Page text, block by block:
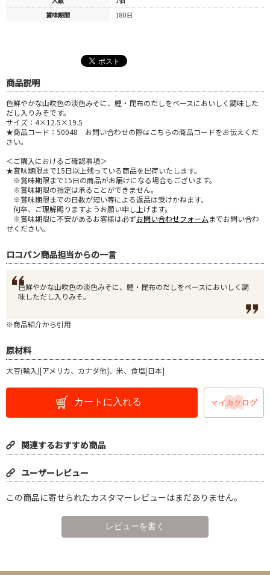
賞味期間
180日
商品説明
色鮮やかな山吹色の淡色みそに、鰹・昆布のだしをベースにおいしく調味した
だし入りみそです。
サイズ：4×12.5×19.5
★商品コード：50048 お問い合わせの際はこちらの商品コードをお伝えくだ
さい。
＜ご購入におけるご確認事項＞
★賞味期限まで15日以上残っている商品を出荷いたします。
※賞味期限まで15日の商品がお届けになる場合もございます。
※賞味期限の指定は承ることができません。
※賞味期限までの日数が短い等による返品は受けかねます。
何卒、ご理解賜りますようお願い申し上げます。
※賞味期限に不安があるお客様は必ずお問い合わせフォームまでお問い合わ
せください。
ロコパン商品担当からの一言
色鮮やかな山吹色の淡色みそに、鰹・昆布のだしをベースにおいしく調
味しただし入りみそ。
※商品紹介から引用
原材料
大豆(輸入)[アメリカ、カナダ他]、米、食塩[日本]
カートに入れる
関連するおすすめ商品
ユーザーレビュー
この商品に寄せられたカスタマーレビューはまだありません。